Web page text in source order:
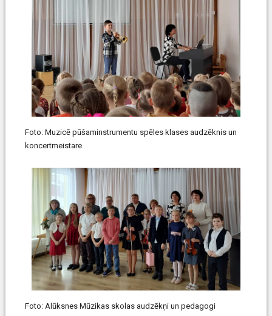
Foto: Muzicē pūšaminstrumentu spēles klases audzēknis un
koncertmeistare
Foto: Alūksnes Mūzikas skolas audzēkņi un pedagogi